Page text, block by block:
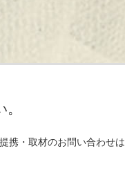
携・取材のお問い合わせは